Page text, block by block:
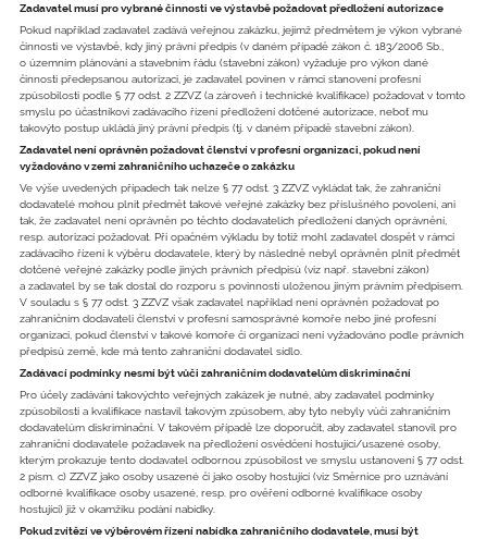
Zadavatel musí pro vybrané činnosti ve výstavbě požadovat předložení autorizace
Pokud například zadavatel zadává veřejnou zakázku, jejímž předmětem je výkon vybrané
činnosti ve výstavbě, kdy jiný právní předpis (v daném případě zákon č. 183/2006 Sb.,
o územním plánování a stavebním řádu (stavební zákon) vyžaduje pro výkon dané
činnosti předepsanou autorizaci, je zadavatel povinen v rámci stanovení profesní
způsobilosti podle § 77 odst. 2 ZZVZ (a zároveň i technické kvalifikace) požadovat v tomto
smyslu po účastníkovi zadávacího řízení předložení dotčené autorizace, neboť mu
takovýto postup ukládá jiný právní předpis (tj. v daném případě stavební zákon).
Zadavatel není oprávněn požadovat členství v profesní organizaci, pokud není
vyžadováno v zemi zahraničního uchazeče o zakázku
Ve výše uvedených případech tak nelze § 77 odst. 3 ZZVZ vykládat tak, že zahraniční
dodavatelé mohou plnit předmět takové veřejné zakázky bez příslušného povolení, ani
tak, že zadavatel není oprávněn po těchto dodavatelích předložení daných oprávnění,
resp. autorizací požadovat. Při opačném výkladu by totiž mohl zadavatel dospět v rámci
zadávacího řízení k výběru dodavatele, který by následně nebyl oprávněn plnit předmět
dotčené veřejné zakázky podle jiných právních předpisů (viz např. stavební zákon)
a zadavatel by se tak dostal do rozporu s povinností uloženou jiným právním předpisem.
V souladu s § 77 odst. 3 ZZVZ však zadavatel například není oprávněn požadovat po
zahraničním dodavateli členství v profesní samosprávné komoře nebo jiné profesní
organizaci, pokud členství v takové komoře či organizaci není vyžadováno podle právních
předpisů země, kde má tento zahraniční dodavatel sídlo.
Zadávací podmínky nesmí být vůči zahraničním dodavatelům diskriminační
Pro účely zadávání takovýchto veřejných zakázek je nutné, aby zadavatel podmínky
způsobilosti a kvalifikace nastavil takovým způsobem, aby tyto nebyly vůči zahraničním
dodavatelům diskriminační. V takovém případě lze doporučit, aby zadavatel stanovil pro
zahraniční dodavatele požadavek na předložení osvědčení hostující/usazené osoby,
kterým prokazuje tento dodavatel odbornou způsobilost ve smyslu ustanovení § 77 odst.
2 písm. c) ZZVZ jako osoby usazené či jako osoby hostující (viz Směrnice pro uznávání
odborné kvalifikace osoby usazené, resp. pro ověření odborné kvalifikace osoby
hostující) již v okamžiku podání nabídky.
Pokud zvítězí ve výběrovém řízení nabídka zahraničního dodavatele, musí být